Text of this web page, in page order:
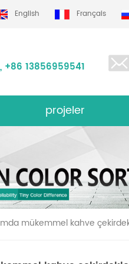
English Français
, +86 13856959541
projeler
mükemmel kahve